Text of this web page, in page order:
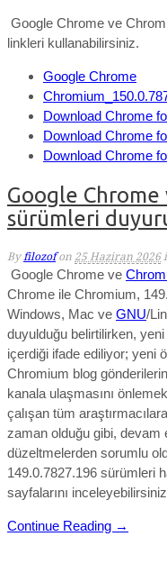
Google Chrome ve
linkleri kullanabilirsiniz.
Google Chrome
Download Chrome
Download Chrome
Download Chrome
Google Chrome
sürümleri
By filozof on 25 Haziran 2026
Google Chrome ve
Chrome ile Chromium,
Windows, Mac ve GNU/
duyulduğu belirtilirken, yeni
içerdiği ifade ediliyor; yeni
Chromium blog
kanala ulaşmasını
çalışan tüm
zaman olduğu gibi, devam
düzeltmelerden sorumlu
149.0.7827.196 sürümleri
sayfalarını
Continue Reading →